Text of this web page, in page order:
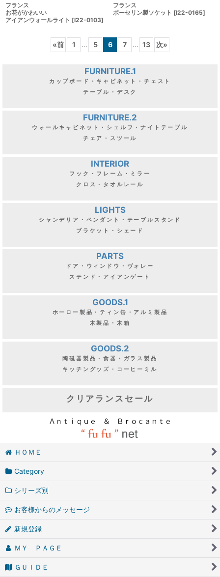
フランス
ポーセリン製ソケット
« 前 1 ... 6 7 ... 13 次 »
FURNITURE.1
カップボード・キャビネット・チェスト
FURNITURE.2
ウォールキャビネット・シェルフ・ナイトテーブル
INTERIOR
フック・フレーム・ミラー
LIGHTS
シャンデリア・ペンダント・テーブルスタンド
PARTS
ドア・ウィンドウ・ヴォレー
GOODS.1
ホーロー製品・ティン缶・アルミ製品
陶磁器製品・食器・ガラス製品
クリアランスセール
ＨＯＭＥ
Category
シリーズ別
お客様からのメッセージ
新規登録